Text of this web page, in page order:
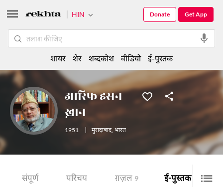
आरिफ हसन
ख़ान
1951 मुरादाबाद, भारत
संपूर्ण परिचय ग़ज़ल 9 ई-पुस्तक
HIN Get App
Donate
शायर शेर शब्दकोश वीडियो ई-पुस्तक